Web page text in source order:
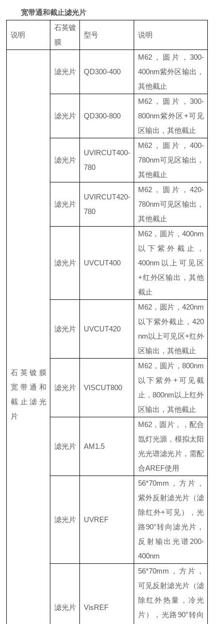
宽带通和截止滤光片
说明
石英镀
膜
型号 说明
石英镀膜
宽带通和
截止滤光
片
滤光片 QD300-400
M62，圆片，300-
400nm紫外区输出，
其他截止
滤光片 QD300-800
M62，圆片，300-
800nm紫外区+可见
区输出，其他截止
滤光片
UVIRCUT400-
780
M62，圆片，400-
780nm可见区输出，
其他截止
滤光片
UVIRCUT420-
780
M62，圆片，420-
780nm可见区输出，
其他截止
滤光片 UVCUT400
M62，圆片，400nm
以下紫外截止，
400nm以上可见区
+红外区输出，其他
截止
滤光片 UVCUT420
M62，圆片，420nm
以下紫外截止，420
nm以上可见区+红外
区输出，其他截止
滤光片 VISCUT800
M62，圆片，800nm
以下紫外+可见截
止，800nm以上红外
区输出，其他截止
滤光片 AM1.5
M62，圆片 ，，配合
氙灯光源，模拟太阳
光光谱滤光片，需配
合AREF使用
滤光片 UVREF
56*70mm，方片，
紫外反射滤光片（滤
除红外+可见），光
路90°转向滤光片，
反射输出光谱200-
400nm
滤光片 VisREF
56*70mm，方片，
可见反射滤光片（滤
除红外热量，冷光
片），光路90°转向